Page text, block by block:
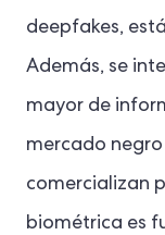
deepfakes,
Además, se
mayor de
mercado
comercializan
biométrica es